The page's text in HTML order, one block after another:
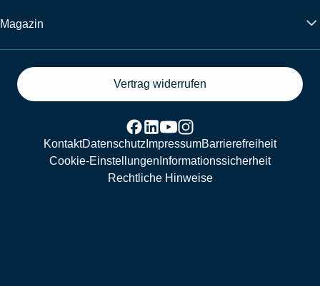
Magazin
Vertrag widerrufen
KontaktDatenschutz ImpressumBarrierefreiheit
Cookie-Einstellungen Informationssicherheit
Rechtliche Hinweise